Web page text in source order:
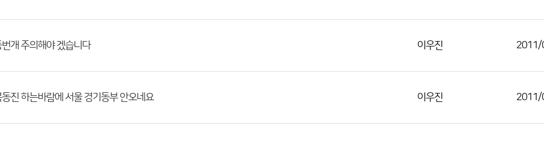
개 주의해야 겠습니다 이우진 2011/
진 하는바람에 서울 경기동부 안오네요 이우진 2011/